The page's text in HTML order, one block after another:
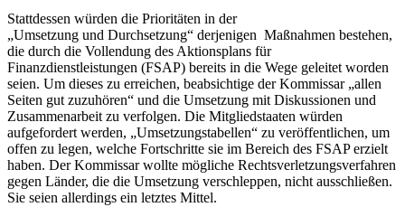
Stattdessen würden die Prioritäten in der
„Umsetzung und Durchsetzung“ derjenigen Maßnahmen bestehen,
die durch die Vollendung des Aktionsplans für
Finanzdienstleistungen (FSAP) bereits in die Wege geleitet worden
seien. Um dieses zu erreichen, beabsichtige der Kommissar „allen
Seiten gut zuzuhören“ und die Umsetzung mit Diskussionen und
Zusammenarbeit zu verfolgen. Die Mitgliedstaaten würden
aufgefordert werden, „Umsetzungstabellen“ zu veröffentlichen, um
offen zu legen, welche Fortschritte sie im Bereich des FSAP erzielt
haben. Der Kommissar wollte mögliche Rechtsverletzungsverfahren
gegen Länder, die die Umsetzung verschleppen, nicht ausschließen.
Sie seien allerdings ein letztes Mittel.